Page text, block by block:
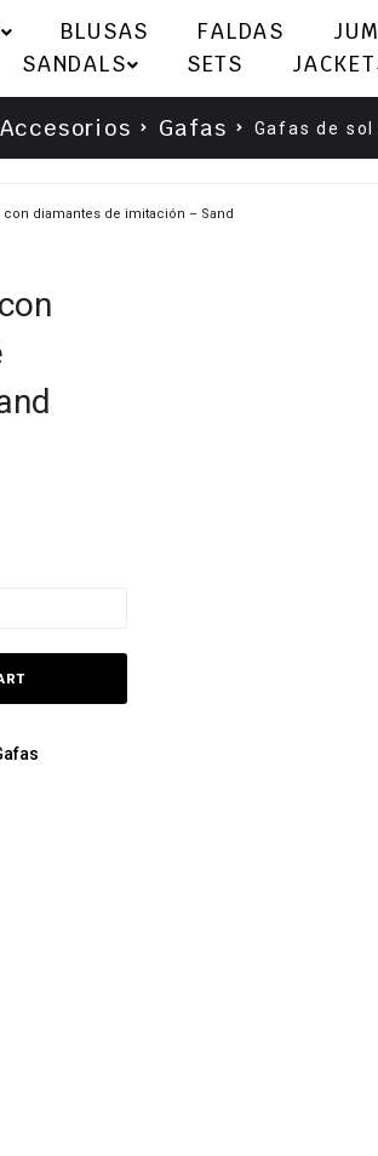
BLUSAS FALDAS
SANDALS
SETS
Accesorios Gafas Gafas de
con diamantes de imitación – Sand